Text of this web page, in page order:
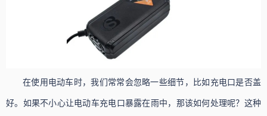
在使用电动车时，我们常常会忽略一些细节，比如充电口是否盖
好。如果不小心让电动车充电口暴露在雨中，那该如何处理呢？这种